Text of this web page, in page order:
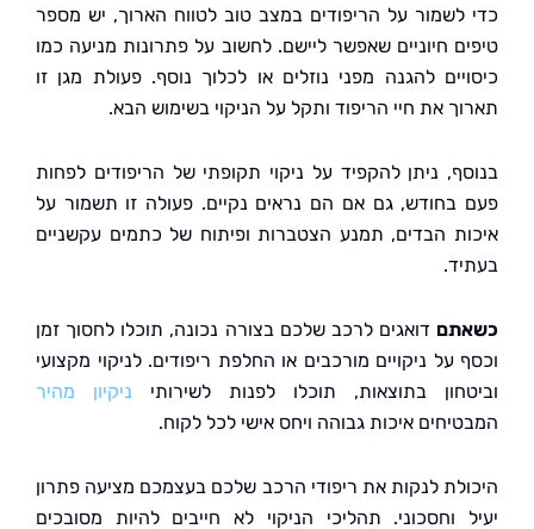
על הריפודים במצב טוב לטווח הארוך, יש מספר
חיוניים שאפשר ליישם. לחשוב על פתרונות מניעה כמו
להגנה מפני נוזלים או לכלוך נוסף. פעולת מגן זו
את חיי הריפוד ותקל על הניקוי בשימוש הבא.
ניתן להקפיד על ניקוי תקופתי של הריפודים לפחות
גם אם הם נראים נקיים. פעולה זו תשמור על
הבדים, תמנע הצטברות ופיתוח של כתמים עקשניים
דואגים לרכב שלכם בצורה נכונה, תוכלו לחסוך זמן
על ניקויים מורכבים או החלפת ריפודים. לניקוי מקצועי
בתוצאות, תוכלו לפנות לשירותיניקיון מהיר
איכות גבוהה ויחס אישי לכל לקוח.
לנקות את ריפודי הרכב שלכם בעצמכם מציעה פתרון
וחסכוני. תהליכי הניקוי לא חייבים להיות מסובכים